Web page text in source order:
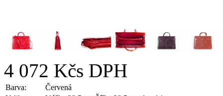
4 072 Kčs DPH
Barva:
Červená